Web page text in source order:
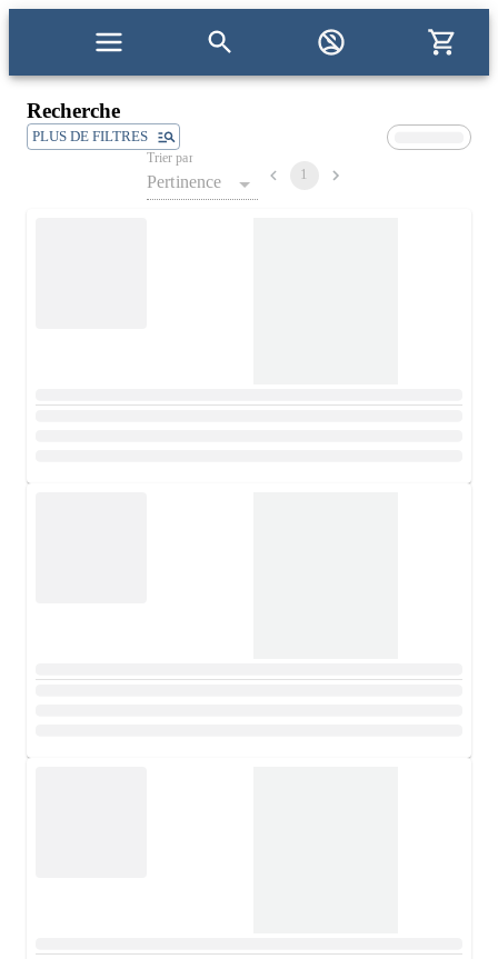
Recherche
PLUS DE FILTRES
Trier par
Pertinence 1